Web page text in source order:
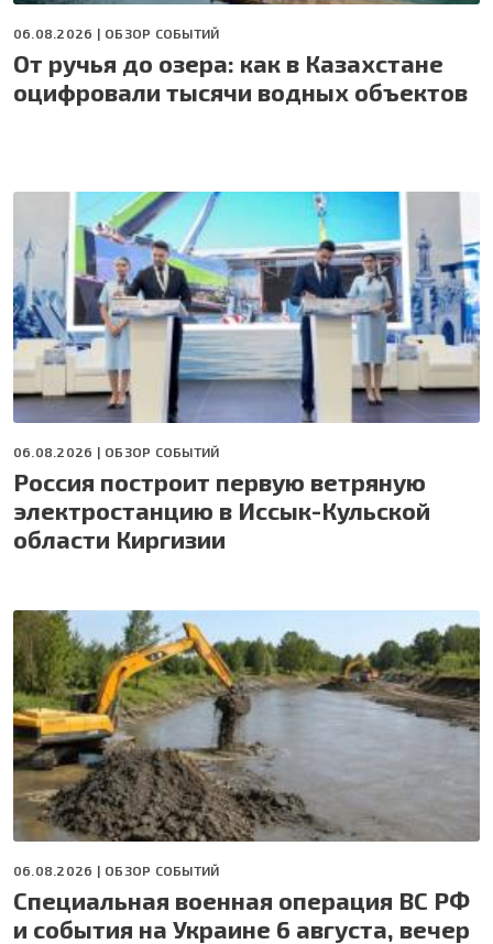
06.08.2026 | ОБЗОР СОБЫТИЙ
От ручья до озера: как в Казахстане
оцифровали тысячи водных объектов
06.08.2026 | ОБЗОР СОБЫТИЙ
Россия построит первую ветряную
электростанцию в Иссык-Кульской
области Киргизии
06.08.2026 | ОБЗОР СОБЫТИЙ
Специальная военная операция ВС РФ
и события на Украине 6 августа, вечер